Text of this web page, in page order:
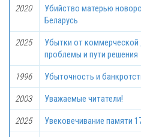
2020
Убийство матерью
Беларусь
2025
Убытки от коммерческой
проблемы и пути решения
1996 Убыточность и
2003 Уважаемые читатели!
2025 Увековечивание памяти